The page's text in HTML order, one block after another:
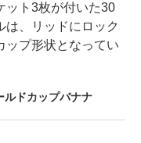
ト3枚が付いた30
は、リッドにロック
ップ形状となってい
ルドカップバナナ